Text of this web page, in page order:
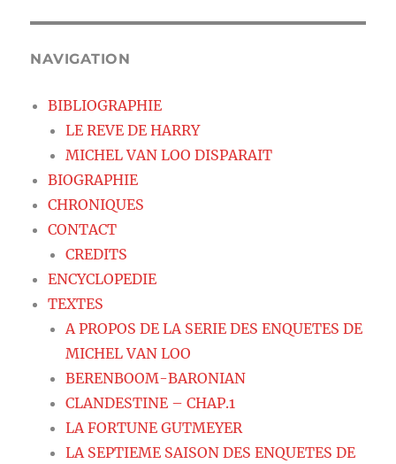
NAVIGATION
BIBLIOGRAPHIE
LE REVE DE HARRY
MICHEL VAN LOO DISPARAIT
BIOGRAPHIE
CHRONIQUES
CONTACT
CREDITS
ENCYCLOPEDIE
TEXTES
A PROPOS DE LA SERIE DES ENQUETES DE
MICHEL VAN LOO
BERENBOOM-BARONIAN
CLANDESTINE – CHAP.1
LA FORTUNE GUTMEYER
LA SEPTIEME SAISON DES ENQUETES DE